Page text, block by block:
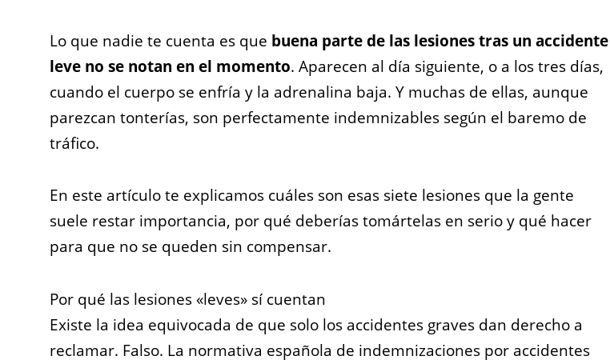
Lo que nadie te cuenta es que buena parte de las lesiones tras un accidente
leve no se notan en el momento. Aparecen al día siguiente, o a los tres días,
cuando el cuerpo se enfría y la adrenalina baja. Y muchas de ellas, aunque
parezcan tonterías, son perfectamente indemnizables según el baremo de
tráfico.
En este artículo te explicamos cuáles son esas siete lesiones que la gente
suele restar importancia, por qué deberías tomártelas en serio y qué hacer
para que no se queden sin compensar.
Por qué las lesiones «leves» sí cuentan
Existe la idea equivocada de que solo los accidentes graves dan derecho a
reclamar. Falso. La normativa española de indemnizaciones por accidentes